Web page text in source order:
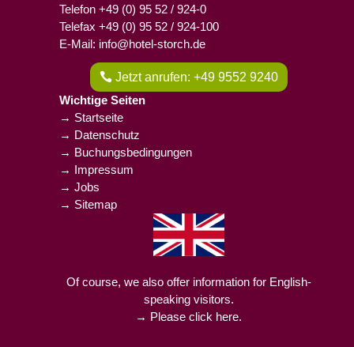
Telefon +49 (0) 95 52 / 924-0
Telefax +49 (0) 95 52 / 924-100
E-Mail: info@hotel-storch.de
Jetzt anrufen: +49 9552 9240
Wichtige Seiten
→ Startseite
→ Datenschutz
→ Buchungsbedingungen
→ Impressum
→ Jobs
→ Sitemap
Of course, we also offer information for English-
speaking visitors.
→ Please click here.